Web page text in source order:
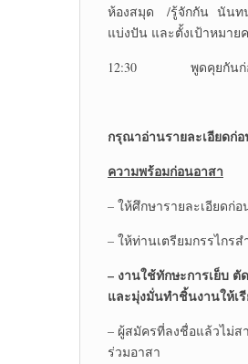
ห้องสมุด /รู้จักกัน นันทน
แบ่งปัน และตั้งเป้าหมาย
12:30 พูดคุยกันก่อนจ
กรุณาอ่านรายละเอียดก่
ความพร้อมก่อนอาสา
– ให้ศึกษารายละเอียดก่
– ให้ท่านเตรียมกรรไกร
– งานใช้ทักษะการเย็บ
และมุ่งมั่นทำชิ้นงานให้เ
– ผู้สมัครที่ลงชื่อแล้วไม่ส
ร่วมอาสา